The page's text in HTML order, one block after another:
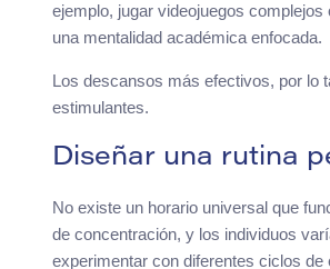
ejemplo, jugar videojuegos
una mentalidad académica enfocada.
Los descansos más efectivos, por lo
estimulantes.
Diseñar una rutina
No existe un horario universal que
de concentración, y los individuos
experimentar con diferentes ciclos